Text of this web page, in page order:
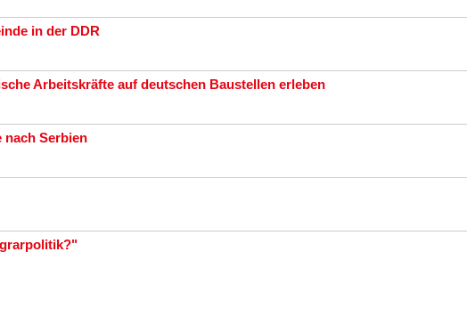
in der DDR
Arbeitskräfte auf deutschen Baustellen erleben
nach Serbien